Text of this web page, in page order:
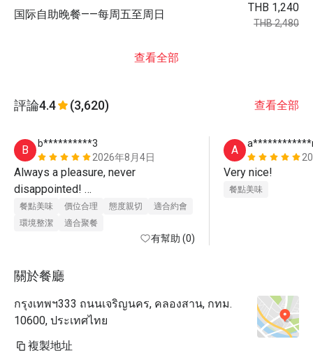
国际自助晚餐——每周五至周日
THB 1,240
THB 2,480
查看全部
評論4.4 (3,620) 查看全部
B
b**********3
2026年8月4日
Always a pleasure, never
disappointed!
The by far best buffet in Bangkok
餐點美味 價位合理 態度親切
適合約會
環境整潔
適合聚餐
有幫助 (0)
A
Very nice!
餐點美味
關於餐廳
กรุงเทพฯ333 ถนนเจริญนคร, คลองสาน, กทม.
10600, ประเทศไทย
複製地址